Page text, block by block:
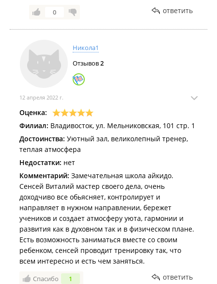
0 ответить
Никола1
Отзывов2
12 апреля 2022 г.
Оценка:
Филиал: Владивосток, ул. Мельниковская, 101 стр. 1
Достоинства: Уютный зал, великолепный тренер,
теплая атмосфера
Недостатки: нет
Комментарий: Замечательная школа айкидо.
Сенсей Виталий мастер своего дела, очень
доходчиво все обьясняет, контролирует и
направляет в нужном направлении, бережет
учеников и создает атмосферу уюта, гармонии и
развития как в духовном так и в физическом плане.
Есть возможность заниматься вместе со своим
ребенком, сенсей проводит тренировку так, что
всем интересно и есть чем заняться.
Спасибо 1 ответить